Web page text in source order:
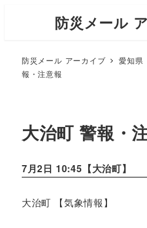
防災メール
防災メール アーカイブ 愛知県
報・注意報
大治町 警報・
7月2日 10:45【大治町】
大治町 【気象情報】